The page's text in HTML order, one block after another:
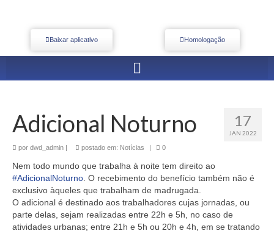
Baixar aplicativo Homologação
17
JAN 2022
Adicional Noturno
por dwd_admin postado em: Notícias 0
Nem todo mundo que trabalha à noite tem direito ao
#AdicionalNoturno. O recebimento do benefício também não é
exclusivo àqueles que trabalham de madrugada.
O adicional é destinado aos trabalhadores cujas jornadas, ou
parte delas, sejam realizadas entre 22h e 5h, no caso de
atividades urbanas; entre 21h e 5h ou 20h e 4h, em se tratando